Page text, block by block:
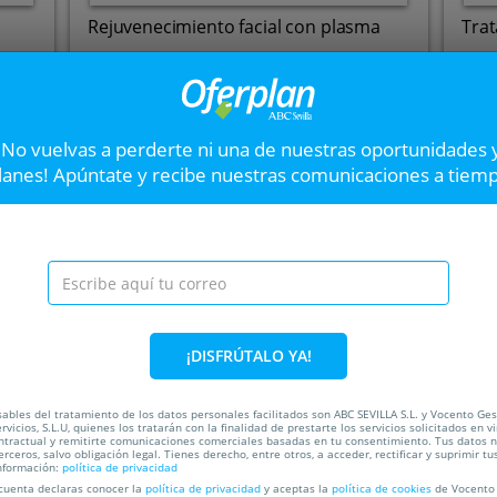
Rejuvenecimiento facial con plasma
Clínica de Medicina Estética NAO Salud
San José de La Rinconada
(Sevilla)
VER OFERTA
SiguienteHair Spa con
Disfruta de este
limpieza profunda,
cabello y mejorar la
hombros, brazos, manos,
40%
vuelvas a perderte ni una de nuestras oportunidades
Apúntate y recibe nuestras comunicaciones a
¡DISFRÚTALO YA!
del tratamiento de los datos personales facilitados son ABC SEVILLA S.L. y Vocento
S.L.U, quienes los tratarán con la finalidad de prestarte los servicios solicitados en
y remitirte comunicaciones comerciales basadas en tu consentimiento. Tus datos
salvo obligación legal. Tienes derecho, entre otros, a acceder, rectificar y suprimir
política de privacidad
declaras conocer la política de privacidad y aceptas la política de cookies de